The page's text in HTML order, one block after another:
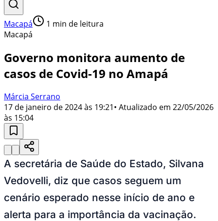
Macapá 1 min de leitura
Macapá
Governo monitora aumento de
casos de Covid-19 no Amapá
Márcia Serrano
17 de janeiro de 2024 às 19:21• Atualizado em 22/05/2026
às 15:04
A secretária de Saúde do Estado, Silvana
Vedovelli, diz que casos seguem um
cenário esperado nesse início de ano e
alerta para a importância da vacinação.